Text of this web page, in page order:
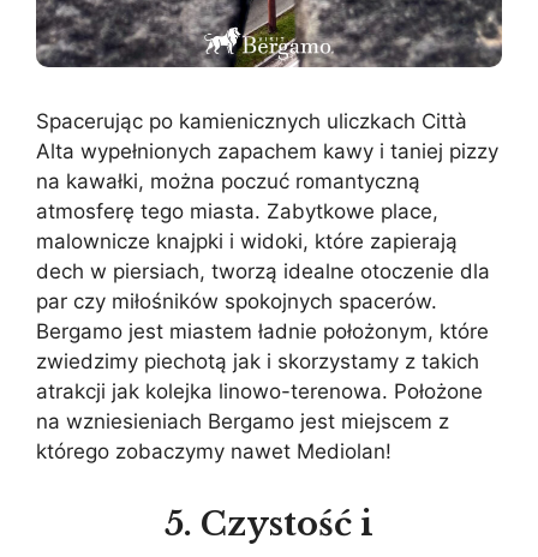
Spacerując po kamienicznych uliczkach Città
Alta wypełnionych zapachem kawy i taniej pizzy
na kawałki, można poczuć romantyczną
atmosferę tego miasta. Zabytkowe place,
malownicze knajpki i widoki, które zapierają
dech w piersiach, tworzą idealne otoczenie dla
par czy miłośników spokojnych spacerów.
Bergamo jest miastem ładnie położonym, które
zwiedzimy piechotą jak i skorzystamy z takich
atrakcji jak kolejka linowo-terenowa. Położone
na wzniesieniach Bergamo jest miejscem z
którego zobaczymy nawet Mediolan!
5. Czystość i